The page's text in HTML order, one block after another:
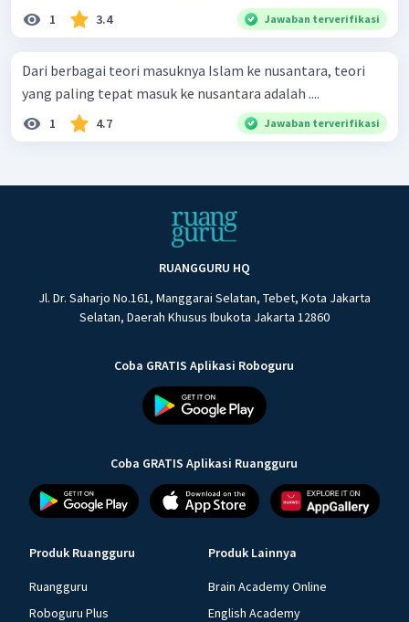
1 3.4 Jawaban terverifikasi
Dari berbagai teori masuknya Islam ke nusantara, teori
yang paling tepat masuk ke nusantara adalah ....
1 4.7 Jawaban terverifikasi
RUANGGURU HQ
Jl. Dr. Saharjo No.161, Manggarai Selatan, Tebet, Kota Jakarta
Selatan, Daerah Khusus Ibukota Jakarta 12860
Coba GRATIS Aplikasi Roboguru
Coba GRATIS Aplikasi Ruangguru
Produk Ruangguru
Ruangguru
Roboguru Plus
Produk Lainnya
Brain Academy Online
English Academy